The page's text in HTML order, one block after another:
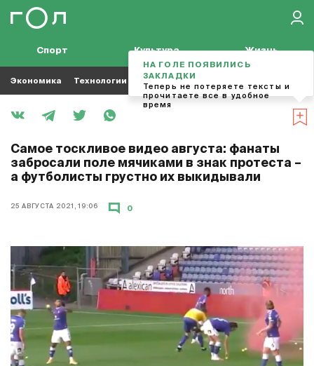
Спорт Культура Жизнь
Экономика Технологии Кино Футбол
Самое тоскливое видео августа: фанаты
забросали поле мячиками в знак протеста –
а футболисты грустно их выкидывали
25 АВГУСТА 2021, 19:06 0
НА ГОЛЕ ПОЯВИЛИСЬ
ЗАКЛАДКИ
Теперь не потеряете тексты и
прочитаете все в удобное
время